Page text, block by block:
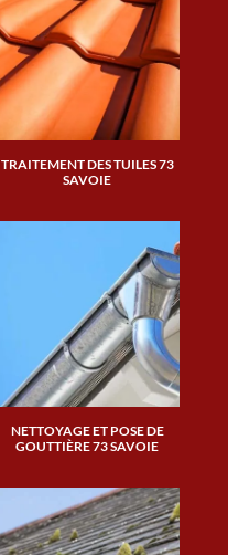
TRAITEMENT DES TUILES 73
SAVOIE
NETTOYAGE ET POSE DE
GOUTTIÈRE 73 SAVOIE